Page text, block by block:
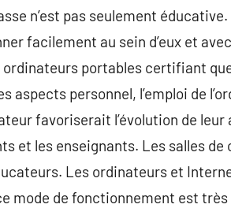
n’est pas seulement
facilement au sein d’eux et
portables certifiant
aspects personnel, l’emploi de
favoriserait l’évolution de
et les enseignants. Les salles de
Les ordinateurs et
mode de fonctionnement est